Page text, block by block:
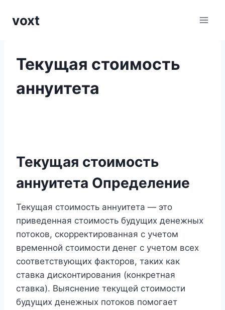
voxt
Текущая стоимость
аннуитета
Текущая стоимость
аннуитета Определение
Текущая стоимость аннуитета — это
приведенная стоимость будущих денежных
потоков, скорректированная с учетом
временной стоимости денег с учетом всех
соответствующих факторов, таких как
ставка дисконтирования (конкретная
ставка). Выяснение текущей стоимости
будущих денежных потоков помогает